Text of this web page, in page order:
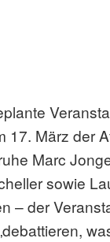
17. März der
Marc
sowie
– der